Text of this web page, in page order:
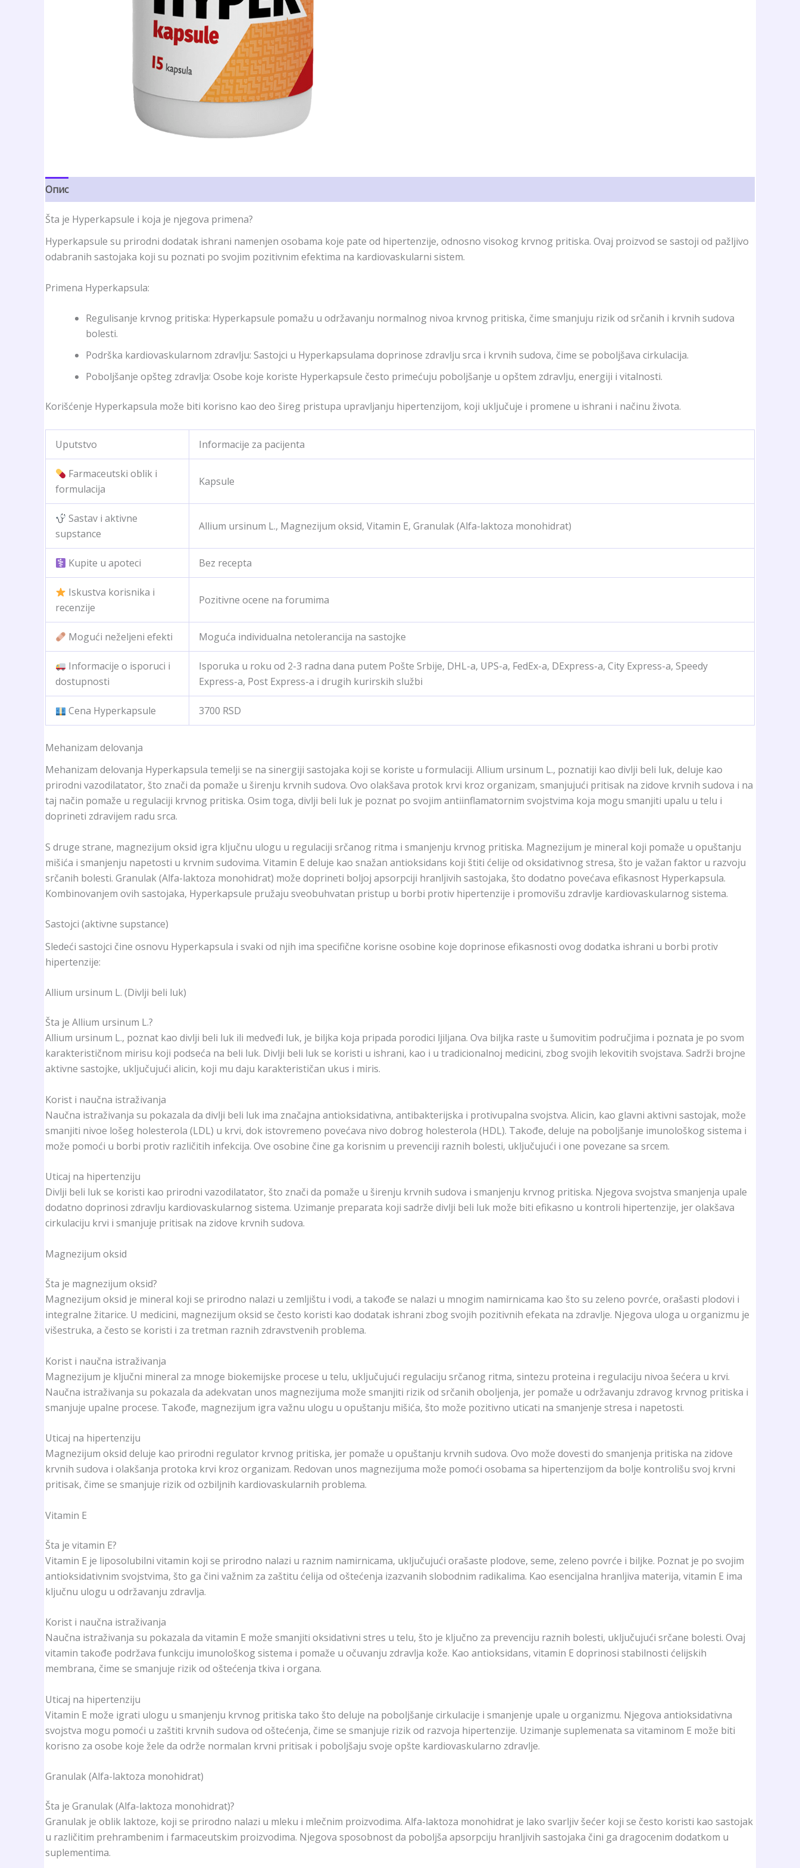
Опис
Šta je Hyperkapsule i koja je njegova primena?
Hyperkapsule su prirodni dodatak ishrani namenjen osobama koje pate od hipertenzije, odnosno visokog krvnog pritiska. Ovaj proizvod se sastoji od pažljivo
odabranih sastojaka koji su poznati po svojim pozitivnim efektima na kardiovaskularni sistem.
Primena Hyperkapsula:
Regulisanje krvnog pritiska: Hyperkapsule pomažu u održavanju normalnog nivoa krvnog pritiska, čime smanjuju rizik od srčanih i krvnih sudova
bolesti.
Podrška kardiovaskularnom zdravlju: Sastojci u Hyperkapsulama doprinose zdravlju srca i krvnih sudova, čime se poboljšava cirkulacija.
Poboljšanje opšteg zdravlja: Osobe koje koriste Hyperkapsule često primećuju poboljšanje u opštem zdravlju, energiji i vitalnosti.
Korišćenje Hyperkapsula može biti korisno kao deo šireg pristupa upravljanju hipertenzijom, koji uključuje i promene u ishrani i načinu života.
Uputstvo Informacije za pacijenta
Farmaceutski oblik i
formulacija
Kapsule
Sastav i aktivne
supstance
Allium ursinum L., Magnezijum oksid, Vitamin E, Granulak (Alfa-laktoza monohidrat)
Kupite u apoteci Bez recepta
Iskustva korisnika i
recenzije
Pozitivne ocene na forumima
Mogući neželjeni efekti Moguća individualna netolerancija na sastojke
Informacije o isporuci i
dostupnosti
Isporuka u roku od 2-3 radna dana putem Pošte Srbije, DHL-a, UPS-a, FedEx-a, DExpress-a, City Express-a, Speedy
Express-a, Post Express-a i drugih kurirskih službi
Cena Hyperkapsule 3700 RSD
Mehanizam delovanja
Mehanizam delovanja Hyperkapsula temelji se na sinergiji sastojaka koji se koriste u formulaciji. Allium ursinum L., poznatiji kao divlji beli luk, deluje kao
prirodni vazodilatator, što znači da pomaže u širenju krvnih sudova. Ovo olakšava protok krvi kroz organizam, smanjujući pritisak na zidove krvnih sudova i na
taj način pomaže u regulaciji krvnog pritiska. Osim toga, divlji beli luk je poznat po svojim antiinflamatornim svojstvima koja mogu smanjiti upalu u telu i
doprineti zdravijem radu srca.
S druge strane, magnezijum oksid igra ključnu ulogu u regulaciji srčanog ritma i smanjenju krvnog pritiska. Magnezijum je mineral koji pomaže u opuštanju
mišića i smanjenju napetosti u krvnim sudovima. Vitamin E deluje kao snažan antioksidans koji štiti ćelije od oksidativnog stresa, što je važan faktor u razvoju
srčanih bolesti. Granulak (Alfa-laktoza monohidrat) može doprineti boljoj apsorpciji hranljivih sastojaka, što dodatno povećava efikasnost Hyperkapsula.
Kombinovanjem ovih sastojaka, Hyperkapsule pružaju sveobuhvatan pristup u borbi protiv hipertenzije i promovišu zdravlje kardiovaskularnog sistema.
Sastojci (aktivne supstance)
Sledeći sastojci čine osnovu Hyperkapsula i svaki od njih ima specifične korisne osobine koje doprinose efikasnosti ovog dodatka ishrani u borbi protiv
hipertenzije:
Allium ursinum L. (Divlji beli luk)
Šta je Allium ursinum L.?
Allium ursinum L., poznat kao divlji beli luk ili medveđi luk, je biljka koja pripada porodici ljiljana. Ova biljka raste u šumovitim područjima i poznata je po svom
karakterističnom mirisu koji podseća na beli luk. Divlji beli luk se koristi u ishrani, kao i u tradicionalnoj medicini, zbog svojih lekovitih svojstava. Sadrži brojne
aktivne sastojke, uključujući alicin, koji mu daju karakterističan ukus i miris.
Korist i naučna istraživanja
Naučna istraživanja su pokazala da divlji beli luk ima značajna antioksidativna, antibakterijska i protivupalna svojstva. Alicin, kao glavni aktivni sastojak, može
smanjiti nivoe lošeg holesterola (LDL) u krvi, dok istovremeno povećava nivo dobrog holesterola (HDL). Takođe, deluje na poboljšanje imunološkog sistema i
može pomoći u borbi protiv različitih infekcija. Ove osobine čine ga korisnim u prevenciji raznih bolesti, uključujući i one povezane sa srcem.
Uticaj na hipertenziju
Divlji beli luk se koristi kao prirodni vazodilatator, što znači da pomaže u širenju krvnih sudova i smanjenju krvnog pritiska. Njegova svojstva smanjenja upale
dodatno doprinosi zdravlju kardiovaskularnog sistema. Uzimanje preparata koji sadrže divlji beli luk može biti efikasno u kontroli hipertenzije, jer olakšava
cirkulaciju krvi i smanjuje pritisak na zidove krvnih sudova.
Magnezijum oksid
Šta je magnezijum oksid?
Magnezijum oksid je mineral koji se prirodno nalazi u zemljištu i vodi, a takođe se nalazi u mnogim namirnicama kao što su zeleno povrće, orašasti plodovi i
integralne žitarice. U medicini, magnezijum oksid se često koristi kao dodatak ishrani zbog svojih pozitivnih efekata na zdravlje. Njegova uloga u organizmu je
višestruka, a često se koristi i za tretman raznih zdravstvenih problema.
Korist i naučna istraživanja
Magnezijum je ključni mineral za mnoge biokemijske procese u telu, uključujući regulaciju srčanog ritma, sintezu proteina i regulaciju nivoa šećera u krvi.
Naučna istraživanja su pokazala da adekvatan unos magnezijuma može smanjiti rizik od srčanih oboljenja, jer pomaže u održavanju zdravog krvnog pritiska i
smanjuje upalne procese. Takođe, magnezijum igra važnu ulogu u opuštanju mišića, što može pozitivno uticati na smanjenje stresa i napetosti.
Uticaj na hipertenziju
Magnezijum oksid deluje kao prirodni regulator krvnog pritiska, jer pomaže u opuštanju krvnih sudova. Ovo može dovesti do smanjenja pritiska na zidove
krvnih sudova i olakšanja protoka krvi kroz organizam. Redovan unos magnezijuma može pomoći osobama sa hipertenzijom da bolje kontrolišu svoj krvni
pritisak, čime se smanjuje rizik od ozbiljnih kardiovaskularnih problema.
Vitamin E
Šta je vitamin E?
Vitamin E je liposolubilni vitamin koji se prirodno nalazi u raznim namirnicama, uključujući orašaste plodove, seme, zeleno povrće i biljke. Poznat je po svojim
antioksidativnim svojstvima, što ga čini važnim za zaštitu ćelija od oštećenja izazvanih slobodnim radikalima. Kao esencijalna hranljiva materija, vitamin E ima
ključnu ulogu u održavanju zdravlja.
Korist i naučna istraživanja
Naučna istraživanja su pokazala da vitamin E može smanjiti oksidativni stres u telu, što je ključno za prevenciju raznih bolesti, uključujući srčane bolesti. Ovaj
vitamin takođe podržava funkciju imunološkog sistema i pomaže u očuvanju zdravlja kože. Kao antioksidans, vitamin E doprinosi stabilnosti ćelijskih
membrana, čime se smanjuje rizik od oštećenja tkiva i organa.
Uticaj na hipertenziju
Vitamin E može igrati ulogu u smanjenju krvnog pritiska tako što deluje na poboljšanje cirkulacije i smanjenje upale u organizmu. Njegova antioksidativna
svojstva mogu pomoći u zaštiti krvnih sudova od oštećenja, čime se smanjuje rizik od razvoja hipertenzije. Uzimanje suplemenata sa vitaminom E može biti
korisno za osobe koje žele da održe normalan krvni pritisak i poboljšaju svoje opšte kardiovaskularno zdravlje.
Granulak (Alfa-laktoza monohidrat)
Šta je Granulak (Alfa-laktoza monohidrat)?
Granulak je oblik laktoze, koji se prirodno nalazi u mleku i mlečnim proizvodima. Alfa-laktoza monohidrat je lako svarljiv šećer koji se često koristi kao sastojak
u različitim prehrambenim i farmaceutskim proizvodima. Njegova sposobnost da poboljša apsorpciju hranljivih sastojaka čini ga dragocenim dodatkom u
suplementima.